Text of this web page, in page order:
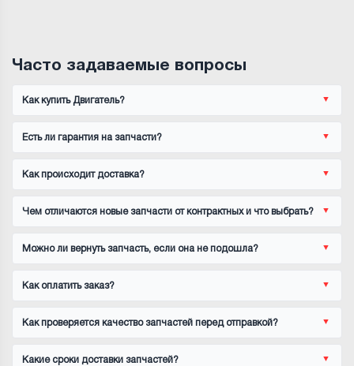
Часто задаваемые вопросы
Как купить Двигатель?
Есть ли гарантия на запчасти?
Как происходит доставка?
Чем отличаются новые запчасти от контрактных и что выбрать?
Можно ли вернуть запчасть, если она не подошла?
Как оплатить заказ?
Как проверяется качество запчастей перед отправкой?
Какие сроки доставки запчастей?